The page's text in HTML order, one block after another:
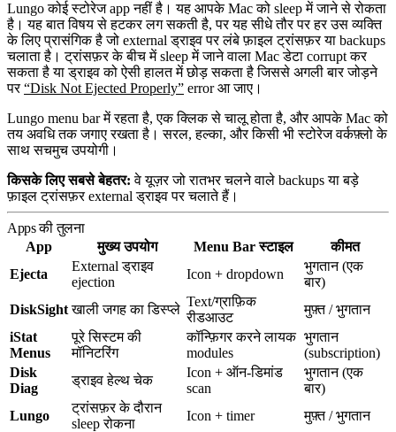
Lungo कोई स्टोरेज app नहीं है। यह आपके Mac को sleep में जाने से रोकता
है। यह बात विषय से हटकर लग सकती है, पर यह सीधे तौर पर हर उस व्यक्ति
के लिए प्रासंगिक है जो external ड्राइव पर लंबे फ़ाइल ट्रांसफ़र या backups
चलाता है। ट्रांसफ़र के बीच में sleep में जाने वाला Mac डेटा corrupt कर
सकता है या ड्राइव को ऐसी हालत में छोड़ सकता है जिससे अगली बार जोड़ने
पर“Disk Not Ejected Properly” error आ जाए।
Lungo menu bar में रहता है, एक क्लिक से चालू होता है, और आपके Mac को
तय अवधि तक जगाए रखता है। सरल, हल्का, और किसी भी स्टोरेज वर्कफ़्लो के
साथ सचमुच उपयोगी।
किसके लिए सबसे बेहतर: वे यूज़र जो रातभर चलने वाले backups या बड़े
फ़ाइल ट्रांसफ़र external ड्राइव पर चलाते हैं।
Apps की तुलना
App
मुख्य उपयोग Menu Bar स्टाइल
कीमत
Ejecta
External ड्राइव
ejection
Icon + dropdown
भुगतान (एक
बार)
DiskSight खाली जगह का डिस्प्ले
Text/ग्राफ़िक
रीडआउट
मुफ़्त / भुगतान
iStat
Menus
पूरे सिस्टम की
मॉनिटरिंग
कॉन्फ़िगर करने लायक
modules
भुगतान
(subscription)
Disk
Diag
ड्राइव हेल्थ चेक
Icon + ऑन-डिमांड
scan
भुगतान (एक
बार)
Lungo
ट्रांसफ़र के दौरान
sleep रोकना
Icon + timer मुफ़्त / भुगतान